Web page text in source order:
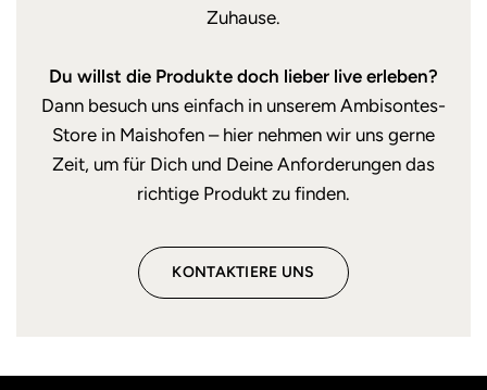
Zuhause.
Du willst die Produkte doch lieber live erleben?
Dann besuch uns einfach in unserem Ambisontes-
Store in Maishofen – hier nehmen wir uns gerne
Zeit, um für Dich und Deine Anforderungen das
richtige Produkt zu finden.
KONTAKTIERE UNS